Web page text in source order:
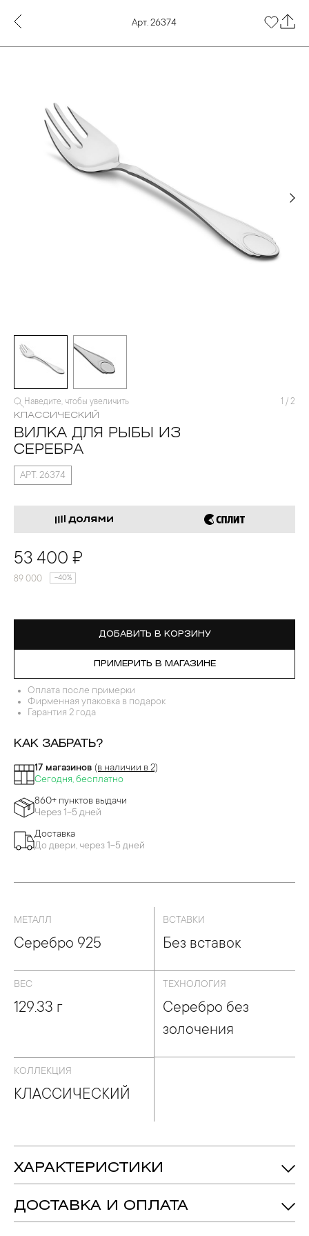
Арт. 26374
Наведите, чтобы увеличить 1 / 2
КЛАССИЧЕСКИЙ
ВИЛКА ДЛЯ РЫБЫ ИЗ
СЕРЕБРА
АРТ. 26374
53 400 ₽
89 000 -40%
ДОБАВИТЬ В КОРЗИНУ
ПРИМЕРИТЬ В МАГАЗИНЕ
Оплата после примерки
Фирменная упаковка в подарок
Гарантия 2 года
КАК ЗАБРАТЬ?
17 магазинов (в наличии в 2)
Сегодня, бесплатно
860+ пунктов выдачи
Через 1-5 дней
Доставка
До двери, через 1-5 дней
МЕТАЛЛ
Серебро 925
ВСТАВКИ
Без вставок
ВЕС
129.33 г
ТЕХНОЛОГИЯ
Серебро без
золочения
КОЛЛЕКЦИЯ
КЛАССИЧЕСКИЙ
ХАРАКТЕРИСТИКИ
Длина: 237 мм
ДОСТАВКА И ОПЛАТА